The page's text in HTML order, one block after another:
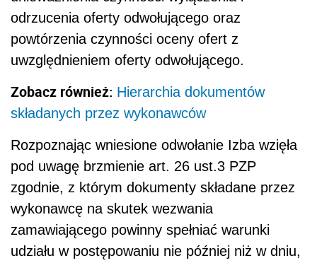
odrzucenia oferty odwołującego oraz
powtórzenia czynności oceny ofert z
uwzględnieniem oferty odwołującego.
Zobacz również: Hierarchia dokumentów
składanych przez wykonawców
Rozpoznając wniesione odwołanie Izba wzięła
pod uwagę brzmienie art. 26 ust.3 PZP
zgodnie, z którym dokumenty składane przez
wykonawcę na skutek wezwania
zamawiającego powinny spełniać warunki
udziału w postępowaniu nie później niż w dniu,